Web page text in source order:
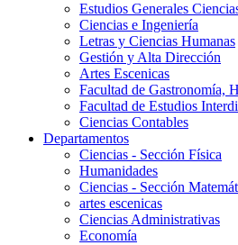
Estudios Generales
Ciencias e Ingeniería
Letras y Ciencias Humanas
Gestión y Alta Dirección
Artes Escenicas
Facultad de Gastronomía,
Facultad de Estudios
Ciencias Contables
Departamentos
Ciencias - Sección Física
Humanidades
Ciencias - Sección
artes escenicas
Ciencias Administrativas
Economía